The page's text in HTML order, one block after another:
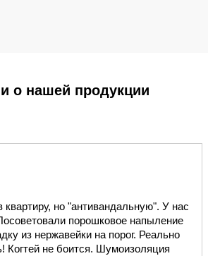
о нашей продукции
но "антивандальную". У нас
порошковое напыление
из нержавейки на порог. Реально
Когтей не боится. Шумоизоляция